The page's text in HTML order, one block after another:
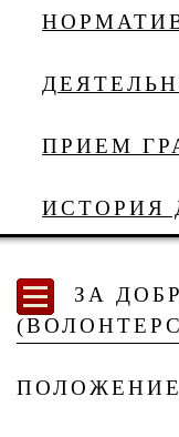
ПРИЕМ
ИСТОРИЯ
ЗА
ПОЛОЖЕНИЕ